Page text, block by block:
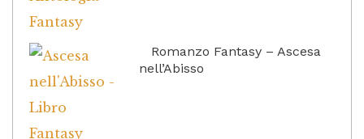
Romanzo Fantasy – Ascesa
nell’Abisso